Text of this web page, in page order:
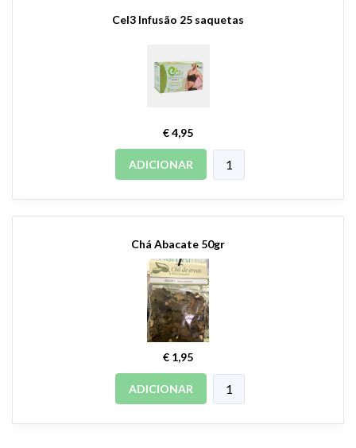
Cel3 Infusão 25 saquetas
€ 4,95
ADICIONAR
Chá Abacate 50gr
€ 1,95
ADICIONAR